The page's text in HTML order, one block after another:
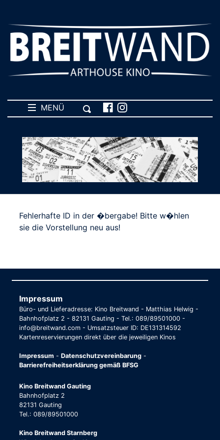
MENÜ
Fehlerhafte ID in der �bergabe! Bitte w�hlen
sie die Vorstellung neu aus!
Impressum
Büro- und Lieferadresse: Kino Breitwand - Matthias Helwig -
Bahnhofplatz 2 - 82131 Gauting - Tel.: 089/89501000 -
info@breitwand.com - Umsatzsteuer ID: DE131314592
Kartenreservierungen direkt über die jeweiligen Kinos
Impressum - Datenschutzvereinbarung -
Barrierefreiheitserklärung gemäß BFSG
Kino Breitwand Gauting
Bahnhofplatz 2
82131 Gauting
Tel.: 089/89501000
Kino Breitwand Starnberg